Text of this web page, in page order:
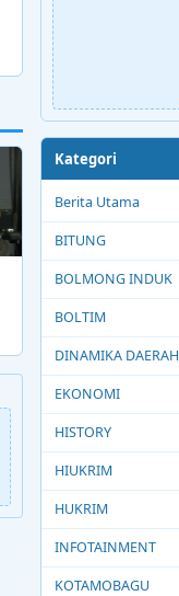
Kategori
Berita Utama
BITUNG
BOLMONG INDUK
BOLTIM
DINAMIKA DAERAH
EKONOMI
HISTORY
HIUKRIM
HUKRIM
INFOTAINMENT
KOTAMOBAGU